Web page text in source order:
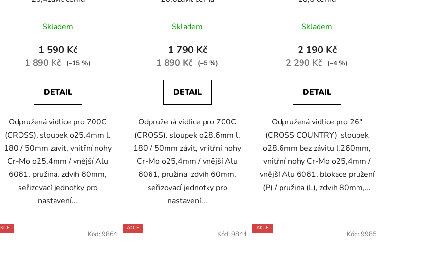
Skladem
1 590 Kč
1 890 Kč (–15 %)
DETAIL
Odpružená vidlice pro 700C
(CROSS), sloupek o25,4mm l.
180 / 50mm závit, vnitřní nohy
Cr-Mo o25,4mm / vnější Alu
6061, pružina, zdvih 60mm,
seřizovací jednotky pro
nastavení...
Skladem
1 790 Kč
1 890 Kč (–5 %)
DETAIL
Odpružená vidlice pro 700C
(CROSS), sloupek o28,6mm l.
180 / 50mm závit, vnitřní nohy
Cr-Mo o25,4mm / vnější Alu
6061, pružina, zdvih 60mm,
seřizovací jednotky pro
nastavení...
Skladem
2 190 Kč
2 290 Kč (–4 %)
DETAIL
Odpružená vidlice pro 26"
(CROSS COUNTRY), sloupek
o28,6mm bez závitu l.260mm,
vnitřní nohy Cr-Mo o25,4mm /
vnější Alu 6061, blokace pružení
(P) / pružina (L), zdvih 80mm,...
Kód: 9864
AKCE
Kód: 9844
AKCE
Kód: 9985